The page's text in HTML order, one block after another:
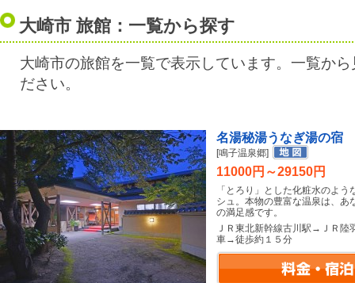
大崎市 旅館：一覧から探す
大崎市の旅館を一覧で表示しています。一覧か
ださい。
名湯秘湯うなぎ湯の
[鳴子温泉郷]
11000円～29150円
「とろり」とした化粧水のよ
シュ。本物の豊富な温泉は、あ
の満足感です。
ＪＲ東北新幹線古川駅→ＪＲ陸
車→徒歩約１５分